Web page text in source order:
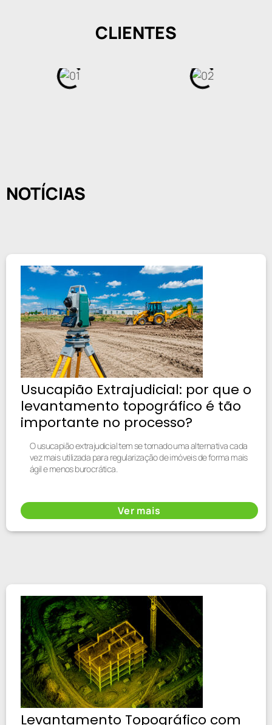
CLIENTES
NOTÍCIAS
Usucapião Extrajudicial: por que o
levantamento topográfico é tão
importante no processo?
O usucapião extrajudicial tem se tornado uma alternativa cada
vez mais utilizada para regularização de imóveis de forma mais
ágil e menos burocrática.
Ver mais
Levantamento Topográfico com